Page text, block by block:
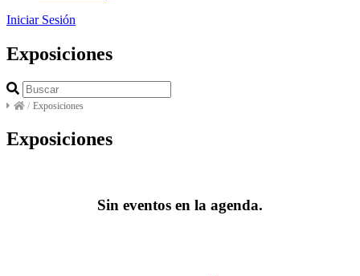
Iniciar Sesión
Exposiciones
/ Exposiciones
Exposiciones
Sin eventos en la agenda.